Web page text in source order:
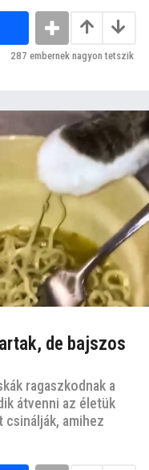
287 embernek nagyon tetszik
de bajszos
ragaszkodnak a
átvenni az életük
csinálják, amihez